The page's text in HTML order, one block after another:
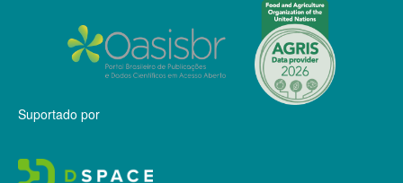
Suportado por